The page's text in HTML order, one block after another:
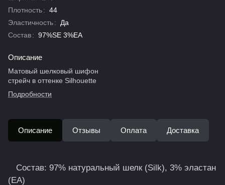
Плотность: 44
Эластичность:
Да
Состав: 97%SE 3%EA
Описание
Матовый шелковый шифон
стрейч в оттенке Silhouette
Подробности
Описание Отзывы Оплата Доставка
Состав: 97% натуральный шелк (Silk), 3% эластан
(EA)